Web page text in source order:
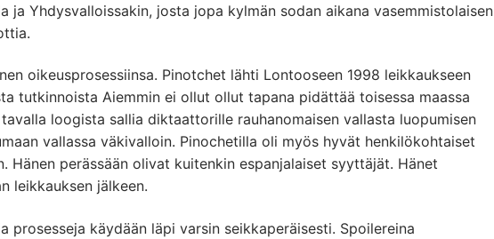
ja Yhdysvalloissakin, josta jopa kylmän sodan aikana vasemmistolaisen
oikeusprosessiinsa. Pinotchet lähti Lontooseen 1998 leikkaukseen
tutkinnoista Aiemmin ei ollut ollut tapana pidättää toisessa maassa
loogista sallia diktaattorille rauhanomaisen vallasta luopumisen
vallassa väkivalloin. Pinochetilla oli myös hyvät henkilökohtaiset
Hänen perässään olivat kuitenkin espanjalaiset syyttäjät. Hänet
leikkauksen jälkeen.
prosesseja käydään läpi varsin seikkaperäisesti. Spoilereina